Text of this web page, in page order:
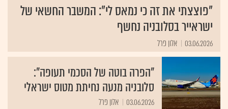
"פוצצתי את זה כי נמאס לי": המשבר החשאי של
ישראייר בסלובניה נחשף
03.06.2026 אלון פרל
"הפרה בוטה של הסכמי תעופה":
סלובניה מנעה נחיתת מטוס ישראלי
03.06.2026 אלון פרל